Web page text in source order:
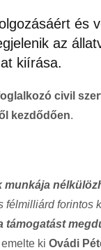
és
az
kiírása.
civil
kezdődően.
munkája
félmilliárd forintos
támogatást
ki Ovádi